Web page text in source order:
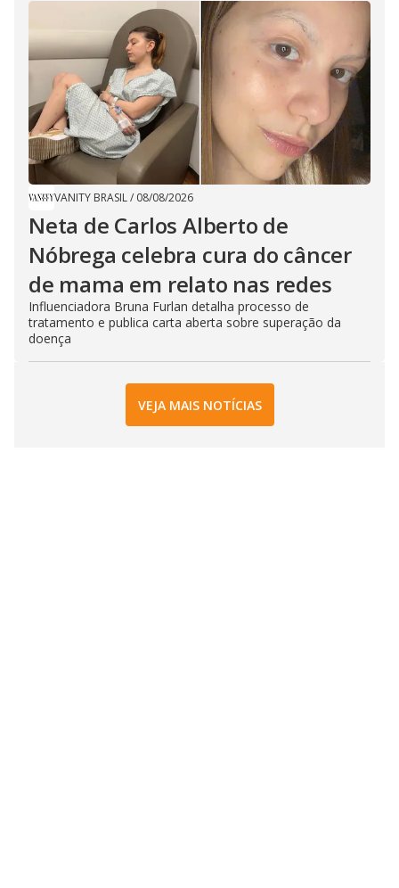
VANITY BRASIL/ 08/08/2026
Neta de Carlos Alberto de
Nóbrega celebra cura do câncer
de mama em relato nas redes
Influenciadora Bruna Furlan detalha processo de
tratamento e publica carta aberta sobre superação da
doença
VEJA MAIS NOTÍCIAS